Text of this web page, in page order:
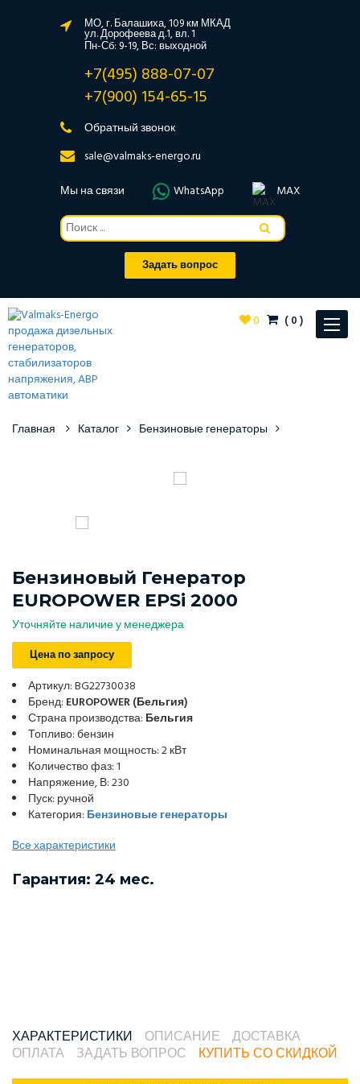
МО, г. Балашиха, 109 км МКАД
ул. Дорофеева д.1, вл. 1
Пн-Сб: 9-19, Вс: выходной
+7(495) 888-07-07
+7(900) 154-65-15
Обратный звонок
sale@valmaks-energo.ru
Мы на связи
WhatsApp MAX
Задать вопрос
Toggle
0 (0)
Главная Каталог Бензиновые генераторы
Бензиновый Генератор
EUROPOWER EPSi 2000
Уточняйте наличие у менеджера
Цена по запросу
Артикул: BG22730038
Бренд: EUROPOWER (Бельгия)
Страна производства: Бельгия
Топливо: бензин
Номинальная мощность: 2 кВт
Количество фаз: 1
Напряжение, В: 230
Пуск: ручной
Категория: Бензиновые генераторы
Все характеристики
Гарантия: 24 мес.
ХАРАКТЕРИСТИКИ ОПИСАНИЕ
ДОСТАВКА
ОПЛАТА
ЗАДАТЬ ВОПРОС КУПИТЬ СО СКИДКОЙ